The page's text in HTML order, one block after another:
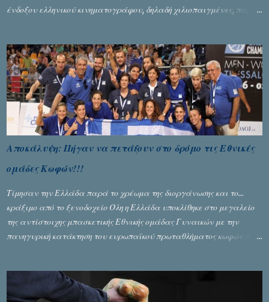
ένδοξου ελληνικού κινηματογράφου, δηλαδή χιλιοπαιγμένες, παρά
Αποκάλυψη: Πήγαν να πετάξουν στο δρόμο τις Εθνικές
ομάδες Κωφών!!!
Τίμησαν την Ελλάδα παρά το χρέωμα της διοργάνωσης και το...
κράξιμο από το ξενοδοχείο Όλη η Ελλάδα υποκλίθηκε στο μεγαλείο
της αντίστοιχης μπασκετικής Εθνικής ομάδας Γυναικών με την
πανηγυρική κατάκτηση του ευρωπαϊκού πρωταθλήματος κωφών που
Ζέρβα με την πορεία τους που ολοκληρώθηκε με τη νίκη τους στον
τελικό επί της Λιθουανίας, υπάρχουν και τα δυσάρεστα. Τα πολύ